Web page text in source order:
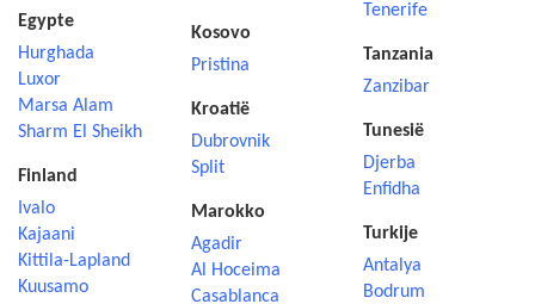
Egypte
Hurghada
Luxor
Marsa Alam
Sharm El Sheikh
Finland
Ivalo
Kajaani
Kittila-Lapland
Kuusamo
Kosovo
Pristina
Kroatië
Dubrovnik
Split
Marokko
Agadir
Al Hoceima
Casablanca
Tenerife
Tanzania
Zanzibar
Tunesië
Djerba
Enfidha
Turkije
Antalya
Bodrum